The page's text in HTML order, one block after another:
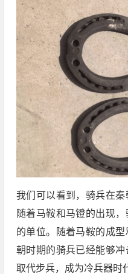
我们可以看到，骑兵在秦
随着马鞍和马镫的出现
的单位。随着马鞍的成
朝时期的骑兵已经能够
取代步兵，成为冷兵器时